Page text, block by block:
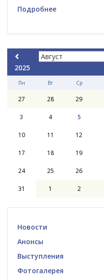
Подробнее
2025
Пн Вт Ср
27 28 29
3 4 5
10 11 12
17 18 19
24 25 26
31 1 2
Новости
Анонсы
Выступления
Фотогалерея